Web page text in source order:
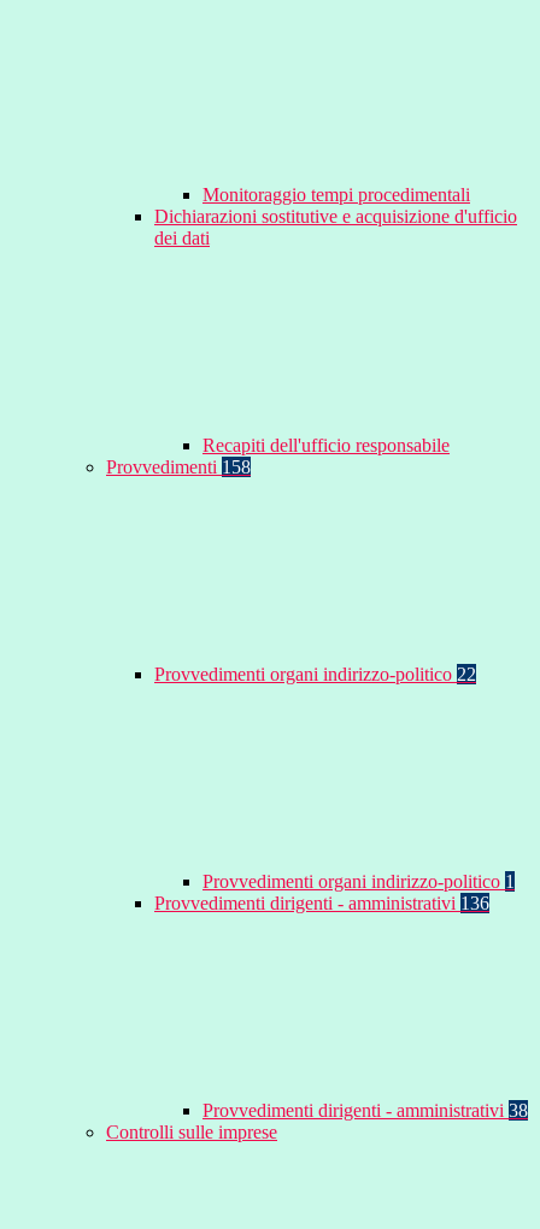
Monitoraggio tempi procedimentali
Dichiarazioni sostitutive e acquisizione d'ufficio
dei dati
Recapiti dell'ufficio responsabile
Provvedimenti 158
Provvedimenti organi indirizzo-politico 22
Provvedimenti organi indirizzo-politico 1
Provvedimenti dirigenti - amministrativi 136
Provvedimenti dirigenti - amministrativi 38
Controlli sulle imprese